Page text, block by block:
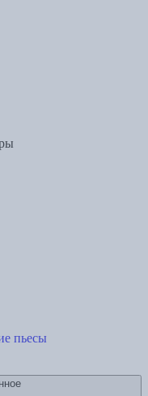
пьесы